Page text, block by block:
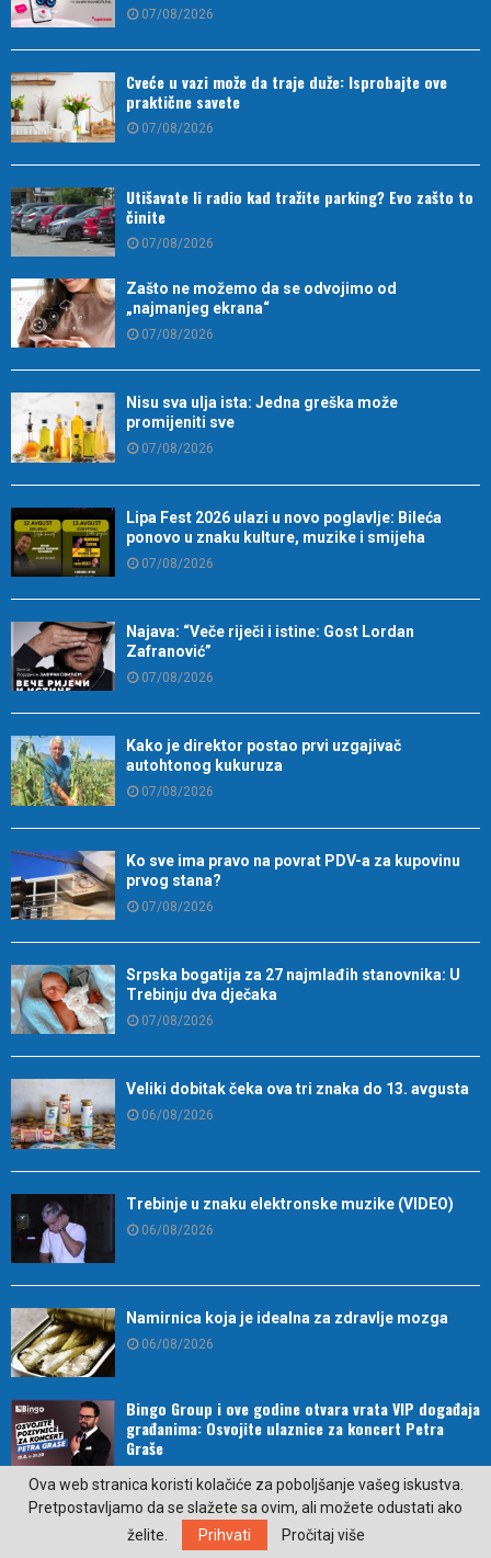
07/08/2026
Cveće u vazi može da traje duže: Isprobajte ove
praktične savete
07/08/2026
Utišavate li radio kad tražite parking? Evo zašto to
činite
07/08/2026
Zašto ne možemo da se odvojimo od
„najmanjeg ekrana“
07/08/2026
Nisu sva ulja ista: Jedna greška može
promijeniti sve
07/08/2026
Lipa Fest 2026 ulazi u novo poglavlje: Bileća
ponovo u znaku kulture, muzike i smijeha
07/08/2026
Najava: “Veče riječi i istine: Gost Lordan
Zafranović”
07/08/2026
Kako je direktor postao prvi uzgajivač
autohtonog kukuruza
07/08/2026
Ko sve ima pravo na povrat PDV-a za kupovinu
prvog stana?
07/08/2026
Srpska bogatija za 27 najmlađih stanovnika: U
Trebinju dva dječaka
07/08/2026
Veliki dobitak čeka ova tri znaka do 13. avgusta
06/08/2026
Trebinje u znaku elektronske muzike (VIDEO)
06/08/2026
Namirnica koja je idealna za zdravlje mozga
06/08/2026
Bingo Group i ove godine otvara vrata VIP događaja
građanima: Osvojite ulaznice za koncert Petra
Graše
06/08/2026
U Trebinju otvoren Međunarodni festival klasične
Ova web stranica koristi kolačiće za poboljšanje vašeg iskustva.
Pretpostavljamo da se slažete sa ovim, ali možete odustati ako
želite.
Prihvati Pročitaj više